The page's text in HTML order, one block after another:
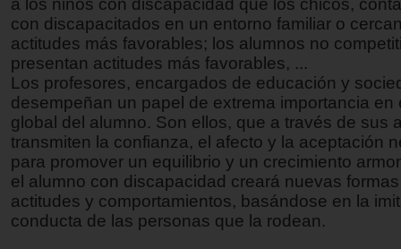
a los niños con discapacidad que los chicos,
con discapacitados en un entorno familiar o
actitudes más favorables; los alumnos no
presentan actitudes más favorables, ...
Los profesores, encargados de educación y
desempeñan un papel de extrema importancia en
global del alumno. Son ellos, que a través de sus
transmiten la confianza, el afecto y la aceptación
para promover un equilibrio y un crecimiento
el alumno con discapacidad creará nuevas
actitudes y comportamientos, basándose en la
conducta de las personas que la rodean.